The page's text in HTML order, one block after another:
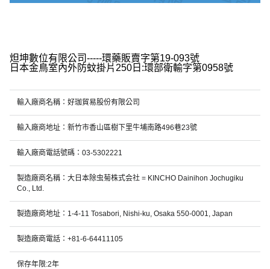
炟坤數位有限公司-----環藥販賣字第19-093號
日本金鳥室內外防蚊掛片250日:環部衛輸字第0958號
輸入廠商名稱：好珈貿易股份有限公司
輸入廠商地址：新竹市香山區樹下里牛埔南路496巷23號
輸入廠商電話號碼：03-5302221
製造廠商名稱：大日本除虫菊株式会社 = KINCHO Dainihon Jochugiku
Co., Ltd.
製造廠商地址：1-4-11 Tosabori, Nishi-ku, Osaka 550-0001, Japan
製造廠商電話：+81-6-64411105
保存年限:2年